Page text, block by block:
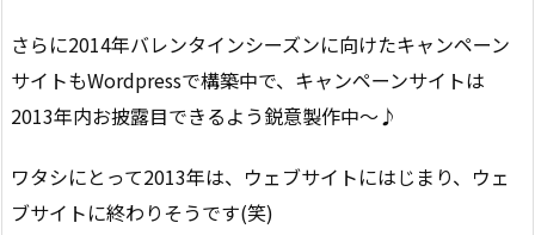
さらに2014年バレンタインシーズンに向けたキャンペーン
サイトもWordpressで構築中で、キャンペーンサイトは
2013年内お披露目できるよう鋭意製作中～♪
ワタシにとって2013年は、ウェブサイトにはじまり、ウェ
ブサイトに終わりそうです(笑)